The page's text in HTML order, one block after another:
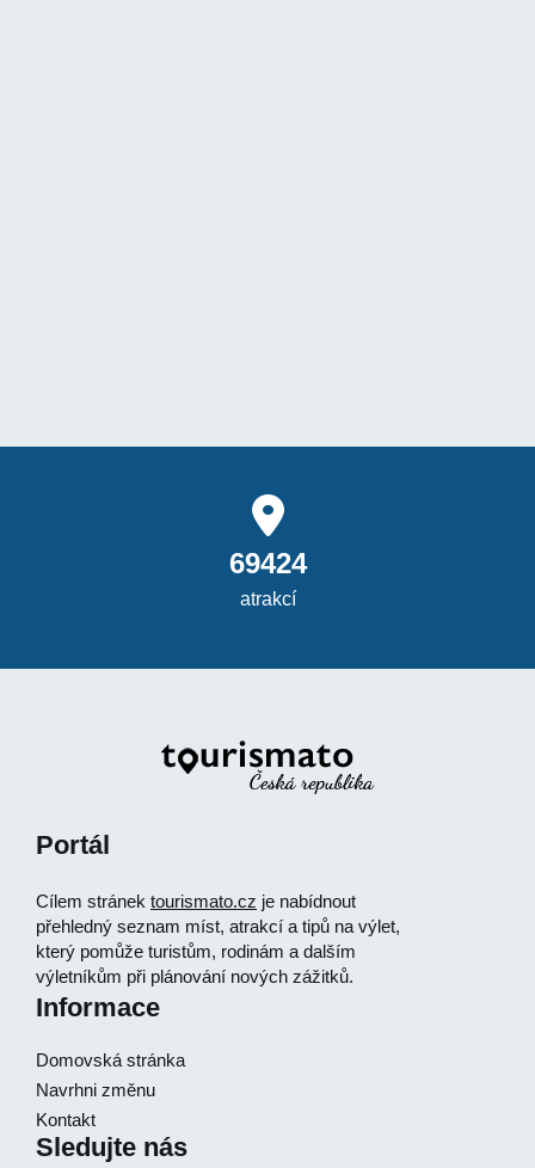
69424
atrakcí
Portál
Cílem stránek tourismato.cz je nabídnout
přehledný seznam míst, atrakcí a tipů na výlet,
který pomůže turistům, rodinám a dalším
výletníkům při plánování nových zážitků.
Informace
Domovská stránka
Navrhni změnu
Kontakt
Sledujte nás